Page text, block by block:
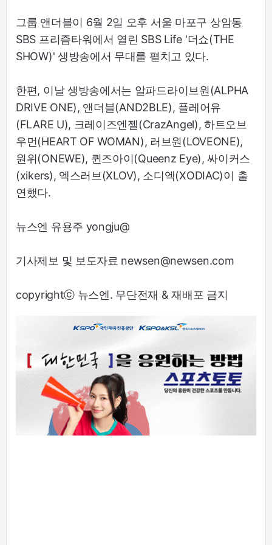
그룹 앤더블이 6월 2일 오후 서울 마포구 상암동
SBS 프리즘타워에서 열린 SBS Life '더쇼(THE
SHOW)' 생방송에서 무대를 펼치고 있다.
한편, 이날 생방송에서는 알파드라이브원(ALPHA
DRIVE ONE), 앤더블(AND2BLE), 플레어유
(FLARE U), 크레이즈엔젤(CrazAngel), 하트오브
우먼(HEART OF WOMAN), 러브원(LOVEONE),
원위(ONEWE), 퀸즈아이(Queenz Eye), 싸이커스
(xikers), 엑스러브(XLOV), 소디엑(XODIAC)이 출
연했다.
뉴스엔 유용주 yongju@
기사제보 및 보도자료 newsen@newsen.com
copyrightⓒ 뉴스엔. 무단전재 & 재배포 금지